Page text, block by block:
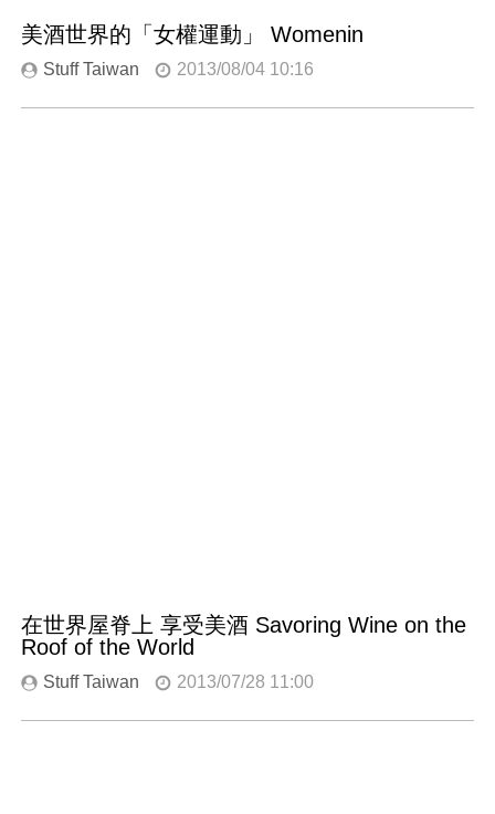
美酒世界的「女權運動」 Womenin
Stuff Taiwan 2013/08/04 10:16
在世界屋脊上 享受美酒 Savoring Wine on the
Roof of the World
Stuff Taiwan 2013/07/28 11:00